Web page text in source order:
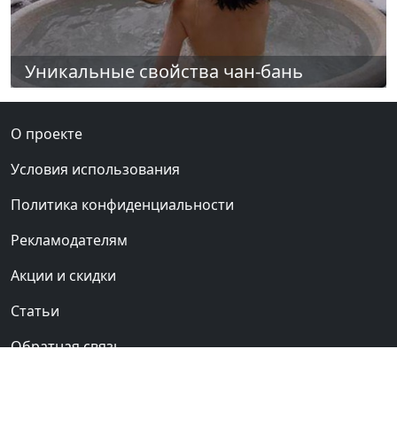
Уникальные свойства чан-бань
О проекте
Условия использования
Политика конфиденциальности
Рекламодателям
Акции и скидки
Статьи
Обратная связь